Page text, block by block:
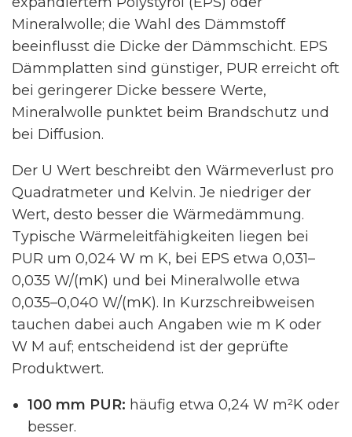
Mineralwolle; die Wahl des Dämmstoff
beeinflusst die Dicke der Dämmschicht. EPS
Dämmplatten sind günstiger, PUR erreicht oft
bei geringerer Dicke bessere Werte,
Mineralwolle punktet beim Brandschutz und
bei Diffusion.
Der U Wert beschreibt den Wärmeverlust pro
Quadratmeter und Kelvin. Je niedriger der
Wert, desto besser die Wärmedämmung.
Typische Wärmeleitfähigkeiten liegen bei
PUR um 0,024 W m K, bei EPS etwa 0,031–
0,035 W/(mK) und bei Mineralwolle etwa
0,035–0,040 W/(mK). In Kurzschreibweisen
tauchen dabei auch Angaben wie m K oder
W M auf; entscheidend ist der geprüfte
Produktwert.
100 mm PUR: häufig etwa 0,24 W m²K oder
besser.